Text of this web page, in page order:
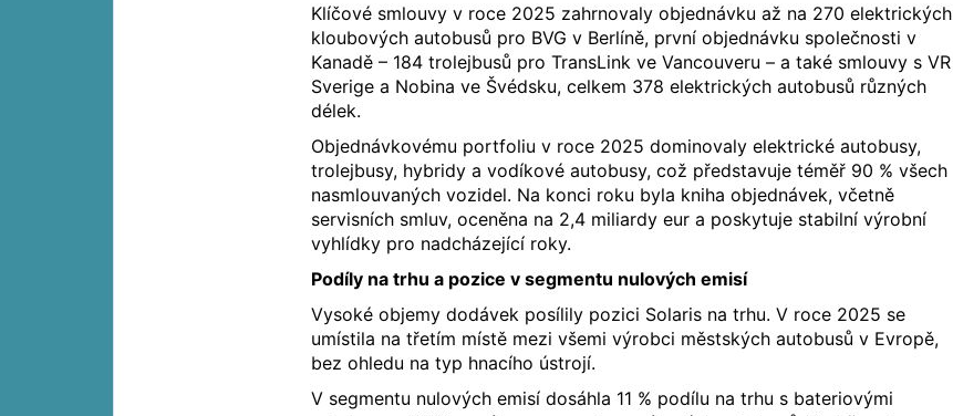
Klíčové smlouvy v roce 2025 zahrnovaly objednávku až na 270 elektrických
kloubových autobusů pro BVG v Berlíně, první objednávku společnosti v
Kanadě – 184 trolejbusů pro TransLink ve Vancouveru – a také smlouvy s VR
Sverige a Nobina ve Švédsku, celkem 378 elektrických autobusů různých
délek.
Objednávkovému portfoliu v roce 2025 dominovaly elektrické autobusy,
trolejbusy, hybridy a vodíkové autobusy, což představuje téměř 90 % všech
nasmlouvaných vozidel. Na konci roku byla kniha objednávek, včetně
servisních smluv, oceněna na 2,4 miliardy eur a poskytuje stabilní výrobní
vyhlídky pro nadcházející roky.
Podíly na trhu a pozice v segmentu nulových emisí
Vysoké objemy dodávek posílily pozici Solaris na trhu. V roce 2025 se
umístila na třetím místě mezi všemi výrobci městských autobusů v Evropě,
bez ohledu na typ hnacího ústrojí.
V segmentu nulových emisí dosáhla 11 % podílu na trhu s bateriovými